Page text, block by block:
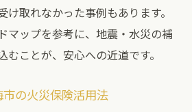
け取れなかった事例もあります。
マップを参考に、地震・水災の補
ことが、安心への近道です。
の火災保険活用法